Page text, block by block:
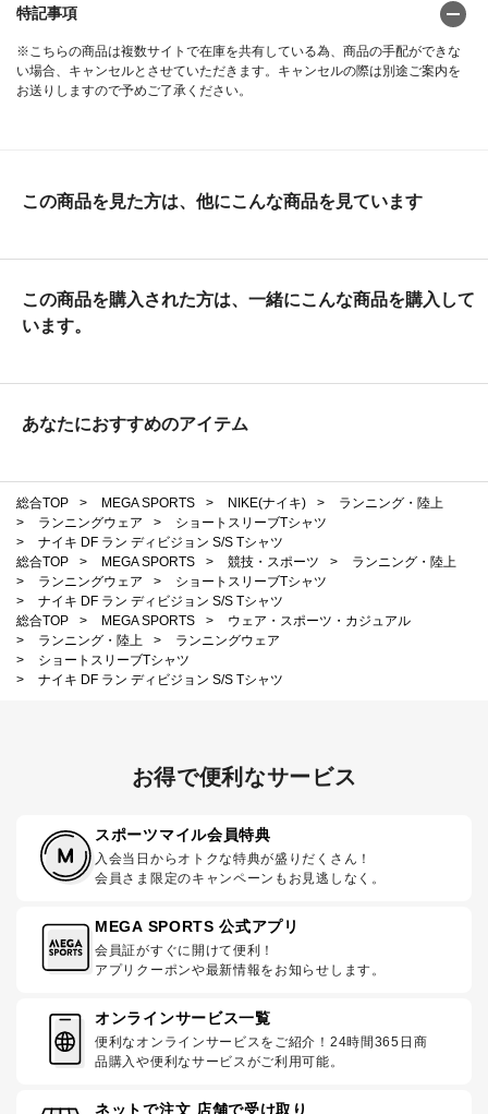
特記事項
※こちらの商品は複数サイトで在庫を共有している為、商品の手配ができな
い場合、キャンセルとさせていただきます。キャンセルの際は別途ご案内を
お送りしますので予めご了承ください。
この商品を見た方は、他にこんな商品を見ています
この商品を購入された方は、一緒にこんな商品を購入して
います。
あなたにおすすめのアイテム
総合TOP > MEGA SPORTS > NIKE(ナイキ) >
ランニング・陸上
>
ランニングウェア >
ショートスリーブTシャツ
>
ナイキ DF ラン ディビジョン S/S Tシャツ
総合TOP
> MEGA SPORTS > 競技・スポーツ >
ランニング・陸上
>
ランニングウェア >
ショートスリーブTシャツ
>
ナイキ DF ラン ディビジョン S/S Tシャツ
総合TOP
> MEGA SPORTS >
ウェア・スポーツ・カジュアル
>
ランニング・陸上 >
ランニングウェア
>
ショートスリーブTシャツ
>
ナイキ DF ラン ディビジョン S/S Tシャツ
お得で便利なサービス
スポーツマイル会員特典
入会当日からオトクな特典が盛りだくさん！
会員さま限定のキャンペーンもお見逃しなく。
MEGA SPORTS 公式アプリ
会員証がすぐに開けて便利！
アプリクーポンや最新情報をお知らせします。
オンラインサービス一覧
便利なオンラインサービスをご紹介！24時間365日商
品購入や便利なサービスがご利用可能。
ネットで注文 店舗で受け取り